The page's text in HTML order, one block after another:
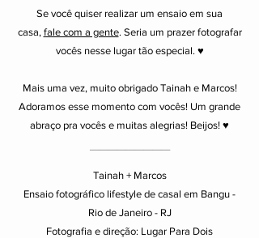
Se você quiser realizar um ensaio em sua
casa, fale com a gente. Seria um prazer fotografar
vocês nesse lugar tão especial. ♥
Mais uma vez, muito obrigado Tainah e Marcos!
Adoramos esse momento com vocês! Um grande
abraço pra vocês e muitas alegrias! Beijos! ♥
Tainah + Marcos
Ensaio fotográfico lifestyle de casal em Bangu -
Rio de Janeiro - RJ
Fotografia e direção: Lugar Para Dois